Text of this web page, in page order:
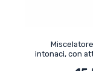
Miscelatore
intonaci, con